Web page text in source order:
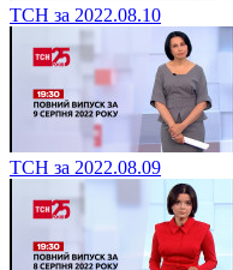
ТСН за 2022.08.10
ТСН за 2022.08.09